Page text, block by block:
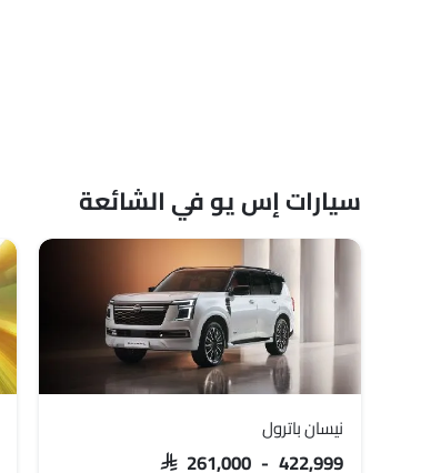
سيارات إس يو في الشائعة
نيسان باترول
SAR 261,000 - 422,999